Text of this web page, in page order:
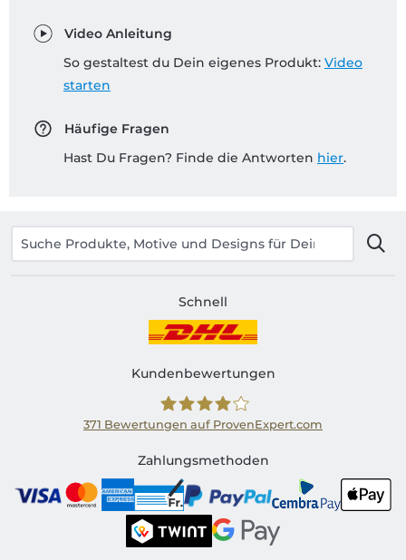
Video Anleitung
So gestaltest du Dein eigenes Produkt: Video
starten
Häufige Fragen
Hast Du Fragen? Finde die Antworten hier.
Schnell
Kundenbewertungen
Shirtinator CH
371 Bewertungen auf ProvenExpert.com
Zahlungsmethoden